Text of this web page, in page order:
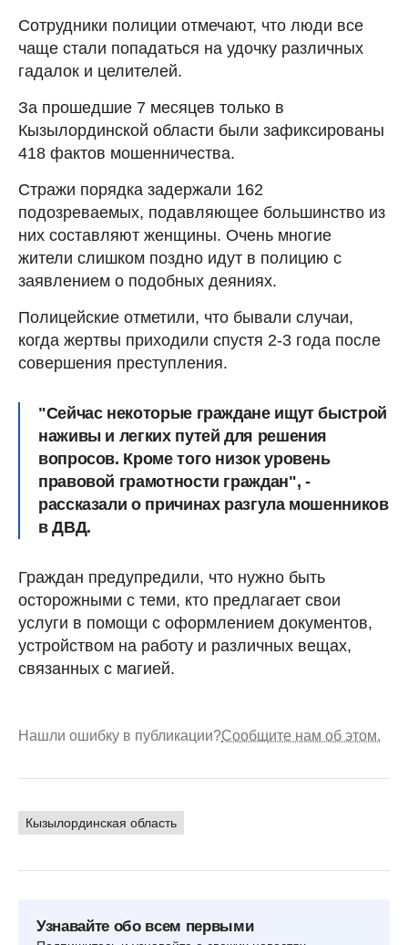
Сотрудники полиции отмечают, что люди все
чаще стали попадаться на удочку различных
гадалок и целителей.
За прошедшие 7 месяцев только в
Кызылординской области были зафиксированы
418 фактов мошенничества.
Стражи порядка задержали 162
подозреваемых, подавляющее большинство из
них составляют женщины. Очень многие
жители слишком поздно идут в полицию с
заявлением о подобных деяниях.
Полицейские отметили, что бывали случаи,
когда жертвы приходили спустя 2-3 года после
совершения преступления.
"Сейчас некоторые граждане ищут быстрой
наживы и легких путей для решения
вопросов. Кроме того низок уровень
правовой грамотности граждан", -
рассказали о причинах разгула мошенников
в ДВД.
Граждан предупредили, что нужно быть
осторожными с теми, кто предлагает свои
услуги в помощи с оформлением документов,
устройством на работу и различных вещах,
связанных с магией.
Нашли ошибку в публикации?Сообщите нам об этом.
Кызылординская область
Узнавайте обо всем первыми